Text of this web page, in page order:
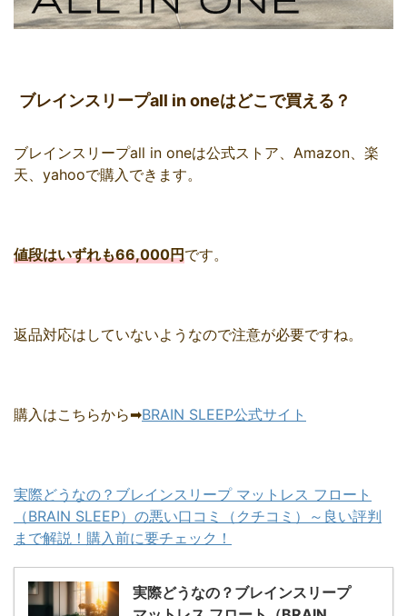
ブレインスリープall in oneはどこで買える？
ブレインスリープall in oneは公式ストア、Amazon、楽
天、yahooで購入できます。
値段はいずれも66,000円です。
返品対応はしていないようなので注意が必要ですね。
購入はこちらから➡BRAIN SLEEP公式サイト
実際どうなの？ブレインスリープ マットレス フロート
（BRAIN SLEEP）の悪い口コミ（クチコミ）～良い評判
まで解説！購入前に要チェック！
実際どうなの？ブレインスリープ